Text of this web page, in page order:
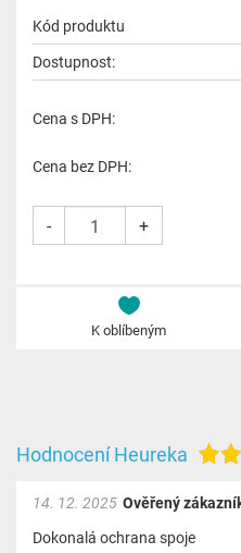
Kód produktu
Dostupnost:
Cena s DPH:
Cena bez DPH:
- +
K oblíbeným
Hodnocení Heureka
Ověřený
14. 12. 2025
Dokonalá ochrana spoje